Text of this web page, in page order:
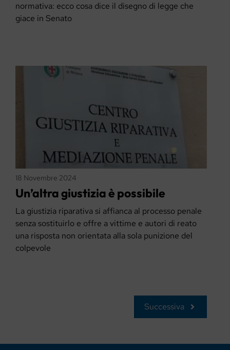
normativa: ecco cosa dice il disegno di legge che
giace in Senato
18 Novembre 2024
Un’altra giustizia è possibile
La giustizia riparativa si affianca al processo penale
senza sostituirlo e offre a vittime e autori di reato
una risposta non orientata alla sola punizione del
colpevole
Successiva